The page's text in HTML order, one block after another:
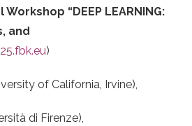
“DEEP LEARNING:
and
)
of California, Irvine),
di Firenze),